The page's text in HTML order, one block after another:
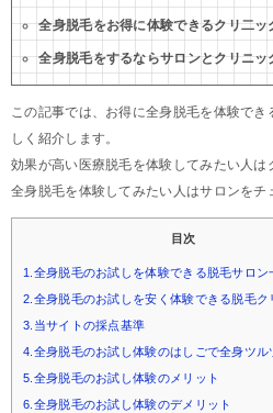
全身脱毛をお得に体験できるクリ二
全身脱毛をするならサロンとクリニッ
この記事では、お得に全身脱毛を体験で
しく紹介します。
効果が高い医療脱毛を体験してみたい人
全身脱毛を体験してみたい人はサロンをチ
目次
1.全身脱毛のお試しを体験できる脱毛サロン
2.全身脱毛のお試しを安く体験できる脱毛ク
3.当サイトの採点基準
4.全身脱毛のお試し体験のはしごで全身ツル
5.全身脱毛のお試し体験のメリット
6.全身脱毛のお試し体験のデメリット